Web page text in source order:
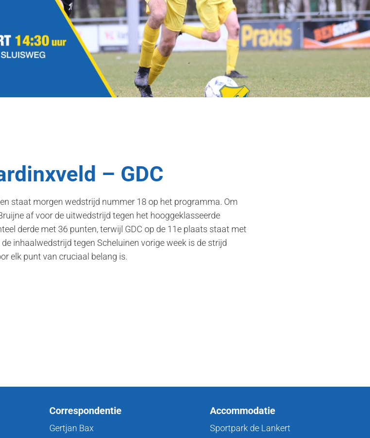
– GDC
staat morgen wedstrijd nummer 18 op het programma. Om
af voor de uitwedstrijd tegen het hooggeklasseerde
derde met 36 punten, terwijl GDC op de 11e plaats staat met
inhaalwedstrijd tegen Scheluinen vorige week is de strijd
elk punt van cruciaal belang is.
Correspondentie
Gertjan Bax
Accommodatie
Sportpark de Lankert